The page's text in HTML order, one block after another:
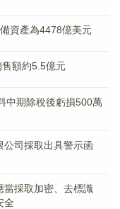
資產為4478億美元
額約5.5億元
中期除稅後虧損500萬
公司採取出具警示函
當採取加密、去標識
全